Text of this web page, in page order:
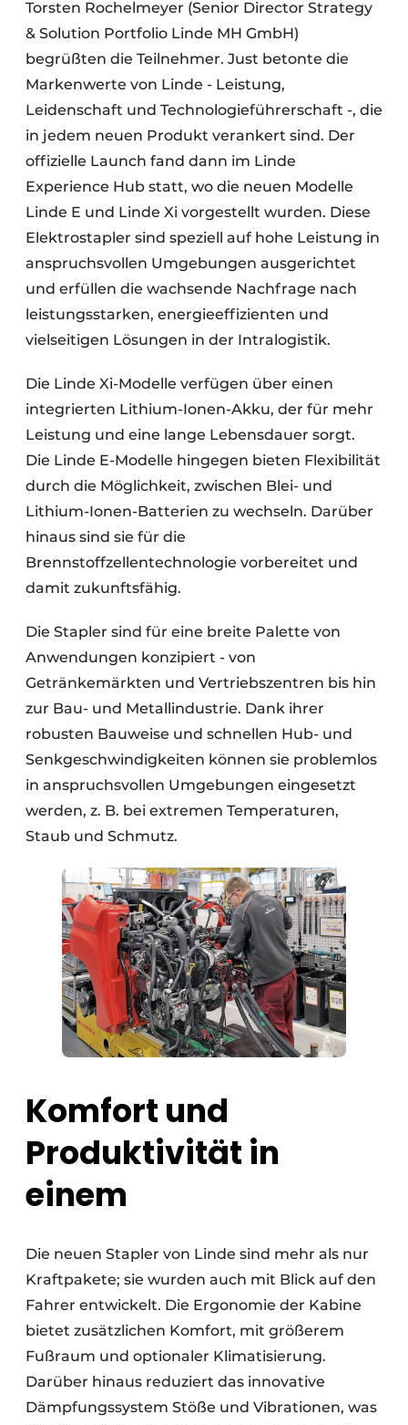
Torsten Rochelmeyer (Senior Director Strategy
& Solution Portfolio Linde MH GmbH)
begrüßten die Teilnehmer. Just betonte die
Markenwerte von Linde - Leistung,
Leidenschaft und Technologieführerschaft -, die
in jedem neuen Produkt verankert sind. Der
offizielle Launch fand dann im Linde
Experience Hub statt, wo die neuen Modelle
Linde E und Linde Xi vorgestellt wurden. Diese
Elektrostapler sind speziell auf hohe Leistung in
anspruchsvollen Umgebungen ausgerichtet
und erfüllen die wachsende Nachfrage nach
leistungsstarken, energieeffizienten und
vielseitigen Lösungen in der Intralogistik.
Die Linde Xi-Modelle verfügen über einen
integrierten Lithium-Ionen-Akku, der für mehr
Leistung und eine lange Lebensdauer sorgt.
Die Linde E-Modelle hingegen bieten Flexibilität
durch die Möglichkeit, zwischen Blei- und
Lithium-Ionen-Batterien zu wechseln. Darüber
hinaus sind sie für die
Brennstoffzellentechnologie vorbereitet und
damit zukunftsfähig.
Die Stapler sind für eine breite Palette von
Anwendungen konzipiert - von
Getränkemärkten und Vertriebszentren bis hin
zur Bau- und Metallindustrie. Dank ihrer
robusten Bauweise und schnellen Hub- und
Senkgeschwindigkeiten können sie problemlos
in anspruchsvollen Umgebungen eingesetzt
werden, z. B. bei extremen Temperaturen,
Staub und Schmutz.
Komfort und
Produktivität in
einem
Die neuen Stapler von Linde sind mehr als nur
Kraftpakete; sie wurden auch mit Blick auf den
Fahrer entwickelt. Die Ergonomie der Kabine
bietet zusätzlichen Komfort, mit größerem
Fußraum und optionaler Klimatisierung.
Darüber hinaus reduziert das innovative
Dämpfungssystem Stöße und Vibrationen, was